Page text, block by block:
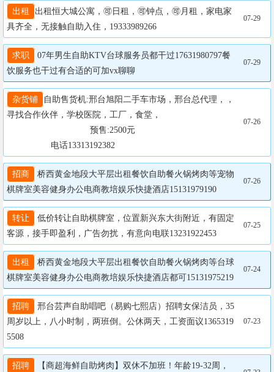
出租
出租恒大城公寓，🉑日租，🉑钟点，🉑月租，家电家
具齐全，无接触自助入住，19333989266
07-29
求职
07年男生自助KTV台球服务员都干过17631980797餐
饮服务也干过有合适的可加vx聊聊
07-29
杂货铺
自助售货机:邢台旭阳二手车市场，邢台总代理，，
寻找合作伙伴，学校医院，工厂，食堂，
                  电话13313192382
07-26
招商
桥西黄金地段大平层出租餐饮自助餐火锅烤肉等宠物
棋牌室美容健身办公电商教培娱乐快捷酒店15131979190
07-26
转让
低价转让自助棋牌室，位置新兴东大街附近，有固定
客源，接手即盈利，广告勿扰，有意向电联13231922453
07-25
出租
桥西黄金地段大平层出租餐饮自助餐火锅烤肉等台球
棋牌室美容健身办公电商教培娱乐快捷酒店都可15131975219
07-24
招聘
邢台芸声自助唱吧（易购七熙店）招聘女保洁员，35
周岁以上，八小时制，两班倒。公休两天，工资面议1365319
5508
07-23
招聘
【商超海鲜自助烤肉】双休不加班！年龄19-32周，